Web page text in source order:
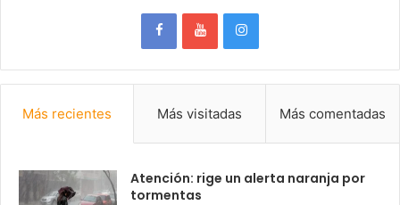
Más recientes Más visitadas Más comentadas
Atención: rige un alerta naranja por
tormentas